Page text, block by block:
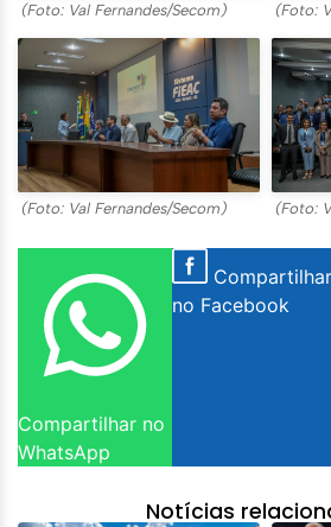
(Foto: Val Fernandes/Secom) (Foto:
(Foto: Val Fernandes/Secom) (Foto:
Compartilhar no
WhatsApp
Compartilhar
no Facebook
Notícias